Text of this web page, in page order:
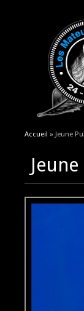
Vous
Accueil » Jeune